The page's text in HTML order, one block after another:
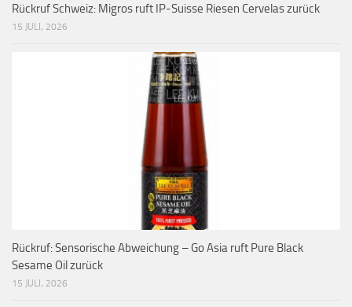
Rückruf Schweiz: Migros ruft IP-Suisse Riesen Cervelas zurück
15 JULI, 2026
Rückruf: Sensorische Abweichung – Go Asia ruft Pure Black
Sesame Oil zurück
15 JULI, 2026